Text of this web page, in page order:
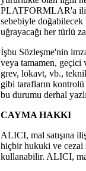
PLATFORMLAR'a
sebebiyle
uğrayacağı her türlü
İşbu Sözleşme'nin
veya tamamen, geçici
grev, lokavt, vb.,
gibi tarafların
bu durumu derhal
CAYMA HAKKI
ALICI, mal satışına
hiçbir hukuki ve cezai
kullanabilir. ALICI,